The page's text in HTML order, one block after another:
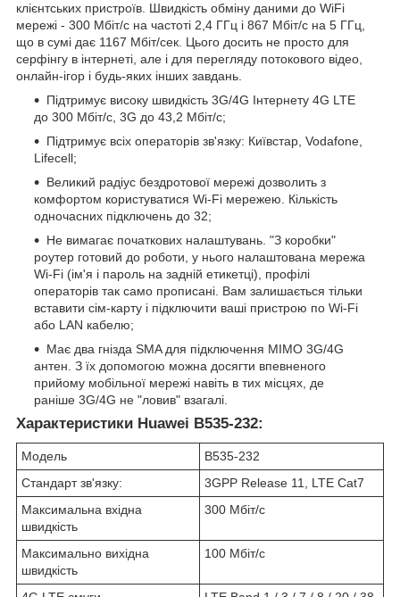
клієнтських пристроїв. Швидкість обміну даними до WiFi
мережі - 300 Мбіт/с на частоті 2,4 ГГц і 867 Мбіт/с на 5 ГГц,
що в сумі дає 1167 Мбіт/сек. Цього досить не просто для
серфінгу в інтернеті, але і для перегляду потокового відео,
онлайн-ігор і будь-яких інших завдань.
Підтримує високу швидкість 3G/4G Інтернету 4G LTE
до 300 Мбіт/с, 3G до 43,2 Мбіт/с;
Підтримує всіх операторів зв'язку: Київстар, Vodafone,
Lifecell;
Великий радіус бездротової мережі дозволить з
комфортом користуватися Wi-Fi мережею. Кількість
одночасних підключень до 32;
Не вимагає початкових налаштувань. "З коробки"
роутер готовий до роботи, у нього налаштована мережа
Wi-Fi (ім'я і пароль на задній етикетці), профілі
операторів так само прописані. Вам залишається тільки
вставити сім-карту і підключити ваші пристрою по Wi-Fi
або LAN кабелю;
Має два гнізда SMA для підключення MIMO 3G/4G
антен. З їх допомогою можна досягти впевненого
прийому мобільної мережі навіть в тих місцях, де
раніше 3G/4G не "ловив" взагалі.
Характеристики Huawei B535-232:
Модель
B535-232
Стандарт зв'язку:
3GPP Release 11, LTE Cat7
Максимальна вхідна
швидкість
300 Мбіт/с
Максимально вихідна
швидкість
100 Мбіт/с